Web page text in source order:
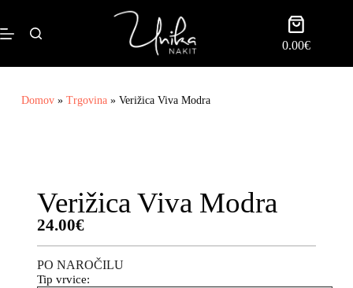
0.00€
Domov» Trgovina» Verižica Viva Modra
Verižica Viva Modra
24.00€
PO NAROČILU
Tip vrvice: